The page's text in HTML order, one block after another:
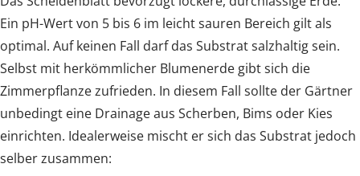
Ein pH-Wert von 5 bis 6 im leicht sauren Bereich gilt als
optimal. Auf keinen Fall darf das Substrat salzhaltig sein.
Selbst mit herkömmlicher Blumenerde gibt sich die
Zimmerpflanze zufrieden. In diesem Fall sollte der Gärtner
unbedingt eine Drainage aus Scherben, Bims oder Kies
einrichten. Idealerweise mischt er sich das Substrat jedoch
selber zusammen: